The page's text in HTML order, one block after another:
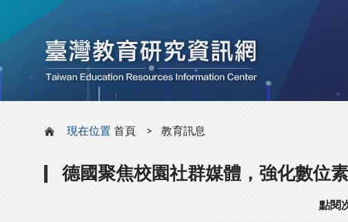
現在位置 首頁 教育訊息
德國聚焦校園社群媒體，強化數位
點閱